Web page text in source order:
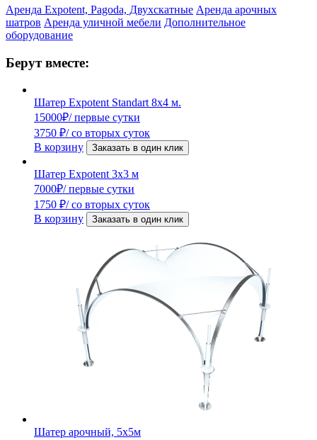
Аренда Expotent, Pagoda, Двухскатные Аренда арочных
шатров Аренда уличной мебели Дополнительное
оборудование
Берут вместе:
Шатер Expotent Standart 8х4 м.
15000₽/ первые сутки
3750 ₽/ со вторых суток
В корзину
Заказать в один клик
Шатер Expotent 3х3 м
7000₽/ первые сутки
1750 ₽/ со вторых суток
В корзину
Заказать в один клик
Шатер арочный, 5х5м